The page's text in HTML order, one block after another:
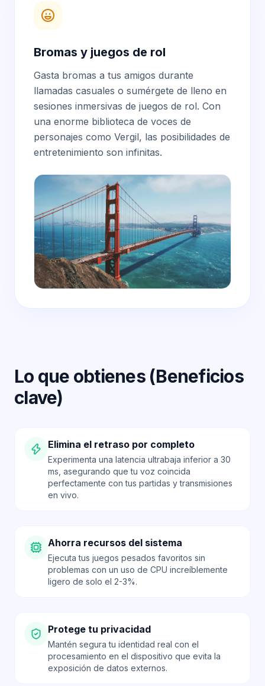
Bromas y juegos de rol
Gasta bromas a tus amigos durante
llamadas casuales o sumérgete de lleno en
sesiones inmersivas de juegos de rol. Con
una enorme biblioteca de voces de
personajes como Vergil, las posibilidades de
entretenimiento son infinitas.
Lo que obtienes (Beneficios
clave)
Elimina el retraso por completo
Experimenta una latencia ultrabaja inferior a 30
ms, asegurando que tu voz coincida
perfectamente con tus partidas y transmisiones
en vivo.
Ahorra recursos del sistema
Ejecuta tus juegos pesados favoritos sin
problemas con un uso de CPU increíblemente
ligero de solo el 2-3%.
Protege tu privacidad
Mantén segura tu identidad real con el
procesamiento en el dispositivo que evita la
exposición de datos externos.